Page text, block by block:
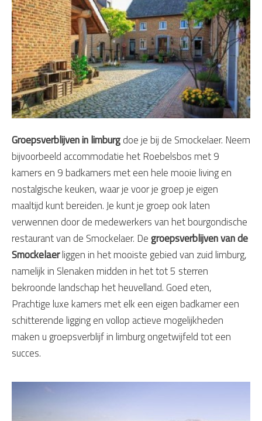
Groepsverblijven in limburgdoe je bij de Smockelaer. Neem
bijvoorbeeld accommodatie het Roebelsbos met 9
kamers en 9 badkamers met een hele mooie living en
nostalgische keuken, waar je voor je groep je eigen
maaltijd kunt bereiden. Je kunt je groep ook laten
verwennen door de medewerkers van het bourgondische
restaurant van de Smockelaer. Degroepsverblijven van de
Smockelaerliggen in het mooiste gebied van zuid limburg,
namelijk in Slenaken midden in het tot 5 sterren
bekroonde landschap het heuvelland. Goed eten,
Prachtige luxe kamers met elk een eigen badkamer een
schitterende ligging en vollop actieve mogelijkheden
maken u groepsverblijf in limburg ongetwijfeld tot een
succes.